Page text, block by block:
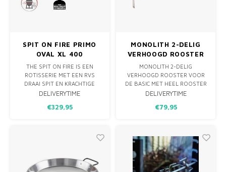
SPIT ON FIRE PRIMO
OVAL XL 400
THE SPIT ON FIRE IS EEN
ROTISSERIE MET EEN RVS
DRAAI SPIT EN KRACHTIGE
ELEKTRISCHE MOTOR DIE
DEZE PAST PERFECT OP DE
DELIVERYTIME
€329,95
MONOLITH 2-DELIG
VERHOOGD ROOSTER
MONOLITH 2-DELIG
VERHOOGD ROOSTER VOOR
DE BASIC MET HEEL ROOSTER
OF DE CLASSIC MET HEEL
DELIVERYTIME
€79,95